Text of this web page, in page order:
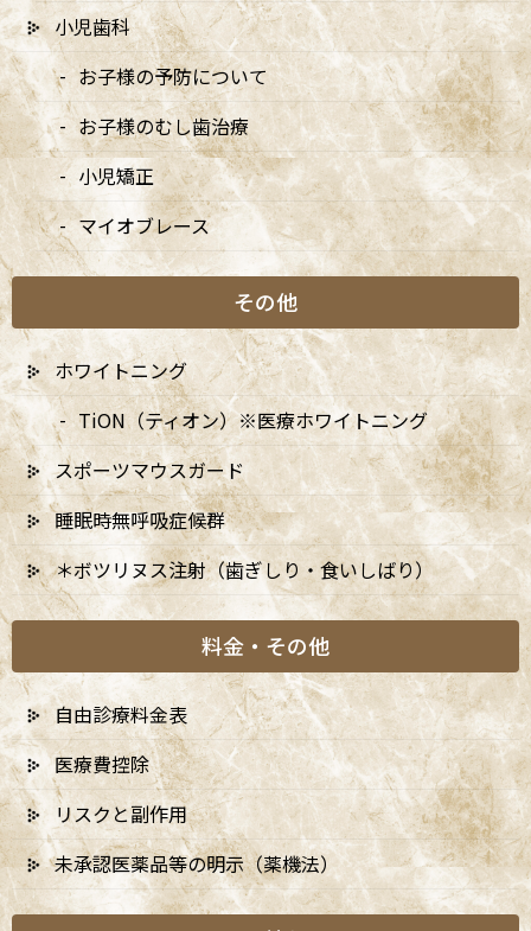
〒166-0004 東京都杉並区阿佐谷南3-37-14 第二北原ビル3階
JR中央線(快速)「阿佐ケ谷駅」徒歩0分 / JR中央/総武線「阿佐ケ
谷駅」徒歩0分 / 東京メトロ丸ノ内線「南阿佐ケ谷駅」徒歩8分
TEL： 03-6915-1315
診療時間 月 火 水 木 金 土
日
9:00-13:00
● ▲ ● ● ● ●
★
● ▲
★…ご予約状況により診療を行わせて頂きます。
※休診日：火曜（9月より月2回）・日曜・祝日
▲…2025年9月より第2火曜日、第4火曜日は診療日となりま
す。
小児歯科
お子様の予防について
お子様のむし歯治療
小児矯正
マイオブレース
その他
ホワイトニング
TiON（ティオン）※医療ホワイトニング
スポーツマウスガード
睡眠時無呼吸症候群
＊ボツリヌス注射（歯ぎしり・食いしばり）
料金・その他
自由診療料金表
医療費控除
リスクと副作用
未承認医薬品等の明示（薬機法）